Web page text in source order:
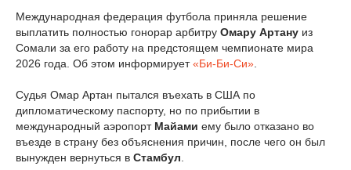
Международная федерация футбола приняла решение
выплатить полностью гонорар арбитру Омару Артану из
Сомали за его работу на предстоящем чемпионате мира
2026 года. Об этом информирует«Би-Би-Си»
Судья Омар Артан пытался въехать в США по
дипломатическому паспорту, но по прибытии в
международный аэропорт Майами ему было отказано во
въезде в страну без объяснения причин, после чего он был
вынужден вернуться в Стамбул